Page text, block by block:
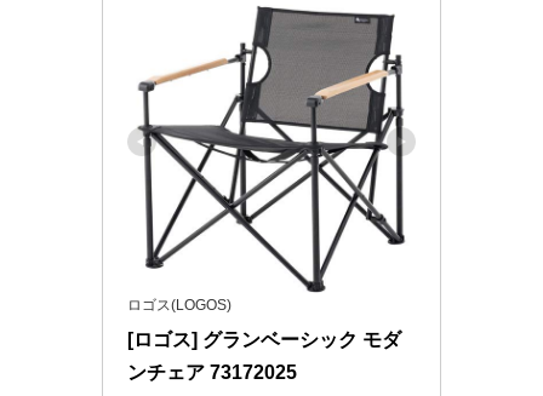
ロゴス(LOGOS)
[ロゴス] グランベーシック モダ
ンチェア 73172025